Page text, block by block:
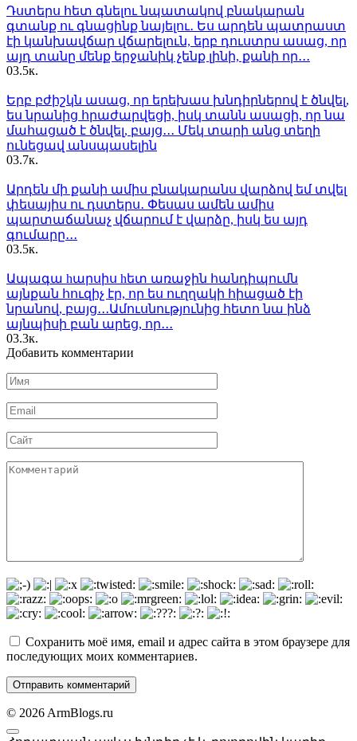
Դստերս հետ գնելու նպատակով բնակարան
գտանք ու գնացինք նայելու․ Ես արդեն պատրաստ
էի կանխավճար վճարելուն, երբ դուստրս ասաց, որ
այդ տանը մենք երջանիկ չենք լինի, քանի որ․․․
03.5к.
Երբ բժիշկն ասաց, որ երեխաս խնդիրներով է ծնվել,
ես նրանից հրաժարվեցի, իսկ տանն ասացի, որ նա
մահացած է ծնվել, բայց․․․ Մեկ տարի անց տեղի
ունեցավ անսպասելին
03.7к.
Արդեն մի քանի ամիս բնակարանս վարձով եմ տվել
փեսայիս ու դստերս․ Փեսաս ամեն ամիս
պարտաճանաչ վճարում է վարձը, իսկ ես այդ
գումարը․․․
03.5к.
Ապագա hարսիս hետ առաջին հանդիպումն
այնքան հուզիչ էր, որ ես ուղղակի հիացած էի
նրանով, բայց․․․Ամուսնությունից հետո նա ինձ
այնպիսի բան արեց, որ․․․
03.3к.
Добавить комментарии
Имя
*
Email
*
Сайт
Комментарий
Сохранить моё имя, email и адрес сайта в этом браузере для
последующих моих комментариев.
© 2026 ArmBlogs.ru